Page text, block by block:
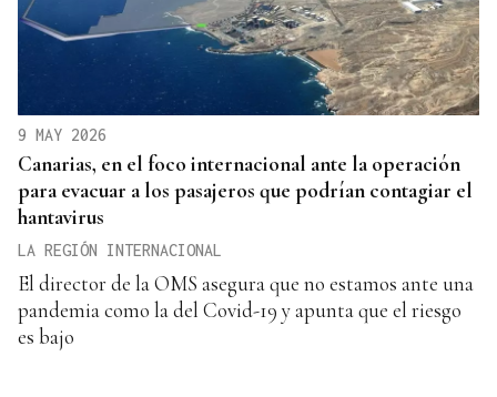
9 MAY 2026
Canarias, en el foco internacional ante la operación
para evacuar a los pasajeros que podrían contagiar el
hantavirus
LA REGIÓN INTERNACIONAL
El director de la OMS asegura que no estamos ante una
pandemia como la del Covid-19 y apunta que el riesgo
es bajo